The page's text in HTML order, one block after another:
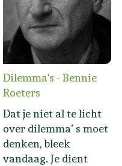
Dilemma's - Bennie
Roeters
Dat je niet al te licht
over dilemma’ s moet
denken, bleek
vandaag. Je dient